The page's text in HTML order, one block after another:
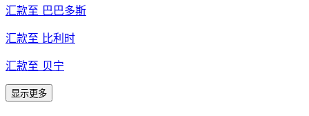
汇款至 巴巴多斯
汇款至 比利时
汇款至 贝宁
显示更多